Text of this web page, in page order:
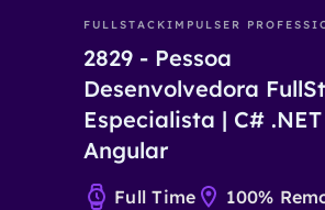
FULLSTACKIMPULSER
2829 - Pessoa
Desenvolvedora
Especialista | C# .NET
Angular
Full Time
100%